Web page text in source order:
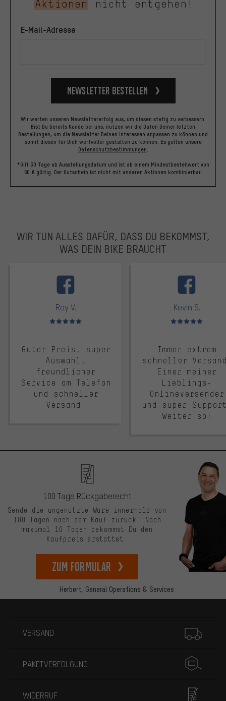
Aktionen nicht entgehen!
E-Mail-Adresse
Newsletter bestellen
Wir werten unseren Newslettererfolg aus, um diesen stetig zu verbessern.
Bist Du bereits Kunde bei uns, nutzen wir die Daten Deiner letzten
Bestellungen, um die Newsletter Deinen Interessen anpassen zu können und
somit diesen für Dich wertvoller gestalten zu können. Es gelten unsere
Datenschutzbestimmungen.
*Gilt 30 Tage ab Ausstellungsdatum und ist ab einem Mindestbestellwert von
60 € gültig. Der Gutschein ist nicht mit anderen Aktionen kombinierbar.
WIR TUN ALLES DAFÜR, DASS DU BEKOMMST,
WAS DEIN BIKE BRAUCHT
Roy V.
Bewertungen: 5 von 5
Guter Preis, super
Auswahl,
freundlicher
Service am Telefon
und schneller
Versand.
Kevin S.
Bewertungen: 5 von 5
Immer extrem
schneller
Einer meiner
Lieblings-
Onlineversender
und super
Weiter so!
Herbert, General Operations & Services
100 Tage Rückgaberecht
Sende die ungenutzte Ware innerhalb von
100 Tagen nach dem Kauf zurück. Nach
maximal 10 Tagen bekommst Du den
Kaufpreis erstattet.
zum Formular
VERSAND
PAKETVERFOLGUNG
WIDERRUF